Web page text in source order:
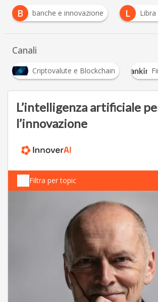
B
banche e innovazione L
Canali
Criptovalute e Blockchain
L’intelligenza artificiale
l’innovazione
Filtra per topic